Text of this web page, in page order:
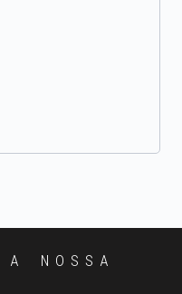
A NOSSA